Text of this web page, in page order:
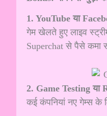
1. YouTube या
गेम खेलते हुए लाइव
Superchat से पैसे कमा
2. Game Testing
कई कंपनियां नए गेम्स के